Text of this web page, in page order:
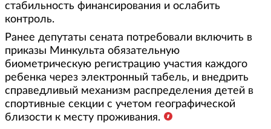
стабильность финансирования и ослабить
контроль.
Ранее депутаты сената потребовали включить в
приказы Минкульта обязательную
биометрическую регистрацию участия каждого
ребенка через электронный табель, и внедрить
справедливый механизм распределения детей в
спортивные секции с учетом географической
близости к месту проживания.